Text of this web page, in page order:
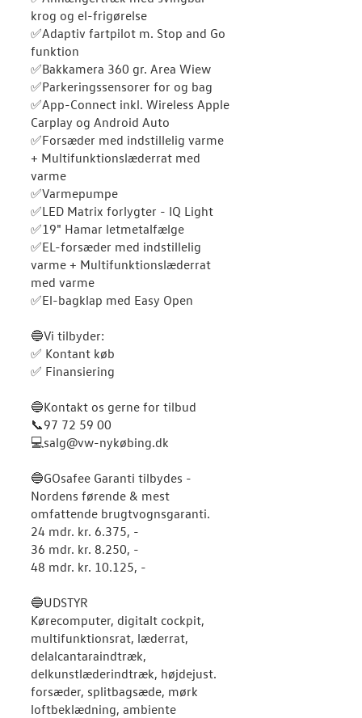
krog og el-frigørelse
✅Adaptiv fartpilot m. Stop and Go
funktion
✅Bakkamera 360 gr. Area Wiew
✅Parkeringssensorer for og bag
✅App-Connect inkl. Wireless Apple
Carplay og Android Auto
✅Forsæder med indstillelig varme
+ Multifunktionslæderrat med
varme
✅Varmepumpe
✅LED Matrix forlygter - IQ Light
✅19" Hamar letmetalfælge
✅EL-forsæder med indstillelig
varme + Multifunktionslæderrat
med varme
✅El-bagklap med Easy Open
🔵Vi tilbyder:
✅ Kontant køb
✅ Finansiering
🔵Kontakt os gerne for tilbud
️📞97 72 59 00
💻salg@vw-nykøbing.dk
🔵️GOsafee Garanti tilbydes -
Nordens førende & mest
omfattende brugtvognsgaranti.
24 mdr. kr. 6.375, -
36 mdr. kr. 8.250, -
48 mdr. kr. 10.125, -
🔵UDSTYR
Kørecomputer, digitalt cockpit,
multifunktionsrat, læderrat,
delalcantaraindtræk,
delkunstlæderindtræk, højdejust.
forsæder, splitbagsæde, mørk
loftbeklædning, ambiente